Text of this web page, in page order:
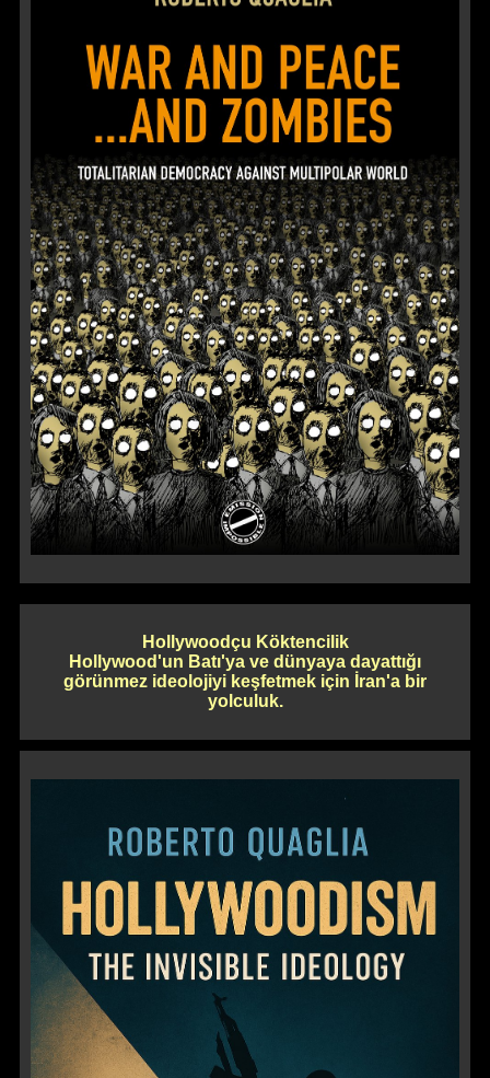
Hollywoodçu Köktencilik
Hollywood'un Batı'ya ve dünyaya dayattığı
görünmez ideolojiyi keşfetmek için İran'a bir
yolculuk.